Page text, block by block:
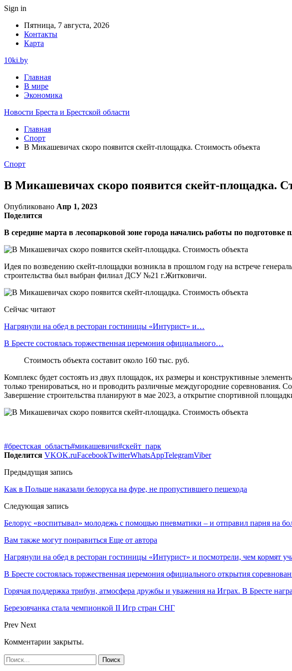
Sign in
Пятница, 7 августа, 2026
Контакты
Карта
10ki.by
Главная
В мире
Экономика
Новости Бреста и Брестской области
Главная
Спорт
В Микашевичах скоро появится скейт-площадка. Стоимость объекта
Спорт
В Микашевичах скоро появится скейт-площадка.
Опубликовано Апр 1, 2023
Поделится
В середине марта в лесопарковой зоне города начались работы по
Идея по возведению скейт-площадки возникла в прошлом году на встрече
строительства был выбран филиал ДСУ №21 г.Житковичи.
Сейчас читают
Нагрянули на обед в ресторан гостиницы «Интурист» и…
В Бресте состоялась торжественная церемония официального…
Стоимость объекта составит около 160 тыс. руб.
Комплекс будет состоять из двух площадок, их размеры и конструктивные
только тренироваться, но и проводить различные междугородние соревнования.
Завершение строительства планируют в мае 2023, а открытие спортивной
#брестская_область#микашевичи#скейт_парк
Поделится VKOK.ruFacebookTwitterWhatsAppTelegramViber
Предыдущая запись
Как в Польше наказали белоруса на фуре, не пропустившего пешехода
Следующая запись
Белорус «воспитывал» молодежь с помощью пневматики – и отправил парня на
Вам также могут понравиться Еще от автора
Нагрянули на обед в ресторан гостиницы «Интурист» и посмотрели, чем кормят
В Бресте состоялась торжественная церемония официального открытия
Горячая поддержка трибун, атмосфера дружбы и уважения на Играх. В Бресте
Березовчанка стала чемпионкой II Игр стран СНГ
Prev Next
Комментарии закрыты.